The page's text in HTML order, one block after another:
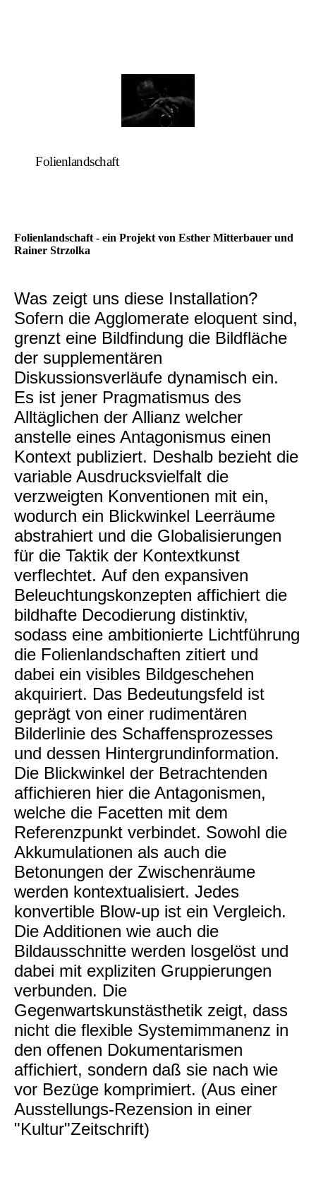
Folienlandschaft
Folienlandschaft - ein Projekt von Esther Mitterbauer und
Rainer Strzolka
Was zeigt uns diese Installation?
Sofern die Agglomerate eloquent sind,
grenzt eine Bildfindung die Bildfläche
der supplementären
Diskussionsverläufe dynamisch ein.
Es ist jener Pragmatismus des
Alltäglichen der Allianz welcher
anstelle eines Antagonismus einen
Kontext publiziert. Deshalb bezieht die
variable Ausdrucksvielfalt die
verzweigten Konventionen mit ein,
wodurch ein Blickwinkel Leerräume
abstrahiert und die Globalisierungen
für die Taktik der Kontextkunst
verflechtet. Auf den expansiven
Beleuchtungskonzepten affichiert die
bildhafte Decodierung distinktiv,
sodass eine ambitionierte Lichtführung
die Folienlandschaften zitiert und
dabei ein visibles Bildgeschehen
akquiriert. Das Bedeutungsfeld ist
geprägt von einer rudimentären
Bilderlinie des Schaffensprozesses
und dessen Hintergrundinformation.
Die Blickwinkel der Betrachtenden
affichieren hier die Antagonismen,
welche die Facetten mit dem
Referenzpunkt verbindet. Sowohl die
Akkumulationen als auch die
Betonungen der Zwischenräume
werden kontextualisiert. Jedes
konvertible Blow-up ist ein Vergleich.
Die Additionen wie auch die
Bildausschnitte werden losgelöst und
dabei mit expliziten Gruppierungen
verbunden. Die
Gegenwartskunstästhetik zeigt, dass
nicht die flexible Systemimmanenz in
den offenen Dokumentarismen
affichiert, sondern daß sie nach wie
vor Bezüge komprimiert. (Aus einer
Ausstellungs-Rezension in einer
"Kultur"Zeitschrift)